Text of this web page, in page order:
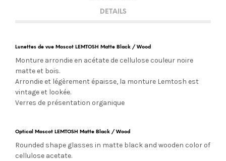
DETAILS
Lunettes de vue Moscot LEMTOSH Matte Black / Wood
Monture arrondie en acétate de cellulose couleur noire
matte et bois.
Arrondie et légèrement épaisse, la monture Lemtosh est
vintage et lookée.
Verres de présentation organique
Optical Moscot LEMTOSH Matte Black / Wood
Rounded shape glasses in matte black and wooden color of
cellulose acetate.